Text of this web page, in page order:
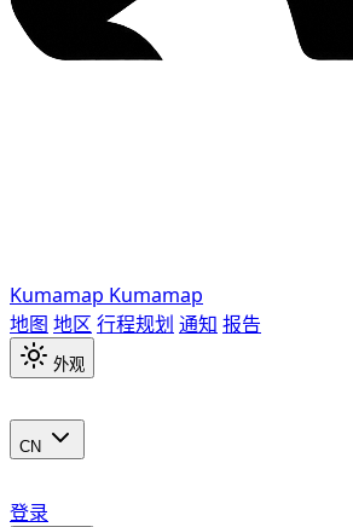
Kumamap Kumamap
地图 地区 行程规划 通知 报告
外观
CN
登录